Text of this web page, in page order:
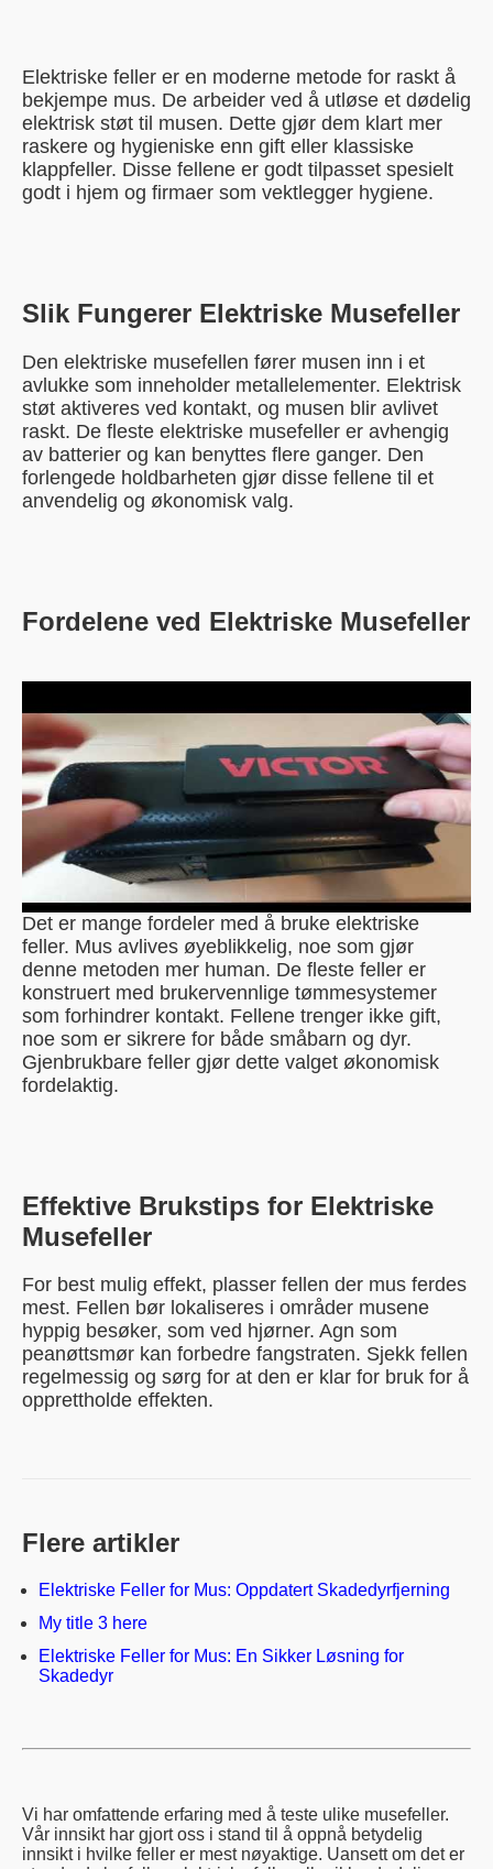
Elektriske feller er en moderne metode for raskt å
bekjempe mus. De arbeider ved å utløse et dødelig
elektrisk støt til musen. Dette gjør dem klart mer
raskere og hygieniske enn gift eller klassiske
klappfeller. Disse fellene er godt tilpasset spesielt
godt i hjem og firmaer som vektlegger hygiene.
Slik Fungerer Elektriske Musefeller
Den elektriske musefellen fører musen inn i et
avlukke som inneholder metallelementer. Elektrisk
støt aktiveres ved kontakt, og musen blir avlivet
raskt. De fleste elektriske musefeller er avhengig
av batterier og kan benyttes flere ganger. Den
forlengede holdbarheten gjør disse fellene til et
anvendelig og økonomisk valg.
Fordelene ved Elektriske Musefeller
Det er mange fordeler med å bruke elektriske
feller. Mus avlives øyeblikkelig, noe som gjør
denne metoden mer human. De fleste feller er
konstruert med brukervennlige tømmesystemer
som forhindrer kontakt. Fellene trenger ikke gift,
noe som er sikrere for både småbarn og dyr.
Gjenbrukbare feller gjør dette valget økonomisk
fordelaktig.
Effektive Brukstips for Elektriske
Musefeller
For best mulig effekt, plasser fellen der mus ferdes
mest. Fellen bør lokaliseres i områder musene
hyppig besøker, som ved hjørner. Agn som
peanøttsmør kan forbedre fangstraten. Sjekk fellen
regelmessig og sørg for at den er klar for bruk for å
opprettholde effekten.
Flere artikler
Elektriske Feller for Mus: Oppdatert Skadedyrfjerning
My title 3 here
Elektriske Feller for Mus: En Sikker Løsning for
Skadedyr
Vi har omfattende erfaring med å teste ulike musefeller.
Vår innsikt har gjort oss i stand til å oppnå betydelig
innsikt i hvilke feller er mest nøyaktige. Uansett om det er